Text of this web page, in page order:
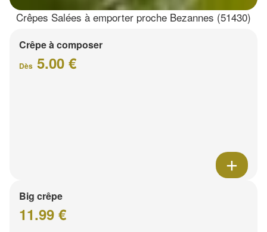
Crêpes Salées à emporter proche Bezannes (51430)
Crêpe à composer
Dès 5.00 €
Big crêpe
11.99 €